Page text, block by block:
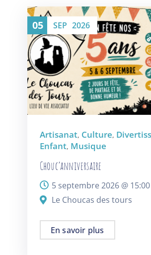
05 SEP 2026
Artisanat, Culture,
Enfant, Musique
Chouc’anniversaire
5 septembre 2026 @ 15:00
Le Choucas des tours
En savoir plus